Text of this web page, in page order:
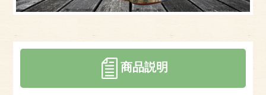
商品説明